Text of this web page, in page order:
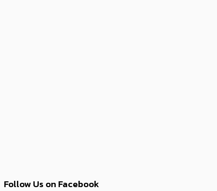
Follow Us on Facebook